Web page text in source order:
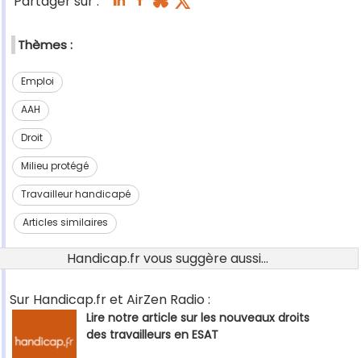
Thèmes :
Emploi
AAH
Droit
Milieu protégé
Travailleur handicapé
Articles similaires
Handicap.fr vous suggère aussi...
Sur Handicap.fr et AirZen Radio :
Lire notre article sur les nouveaux droits
des travailleurs en ESAT